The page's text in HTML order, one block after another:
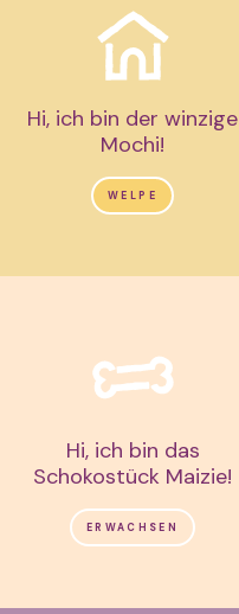
Hi, ich bin der winzige
Mochi!
WELPE
Hi, ich bin das
Schokostück Maizie!
ERWACHSEN